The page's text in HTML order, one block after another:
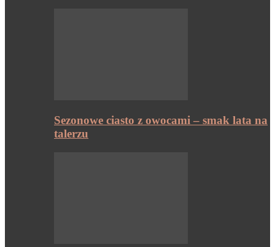
Sezonowe ciasto z owocami – smak lata na
talerzu